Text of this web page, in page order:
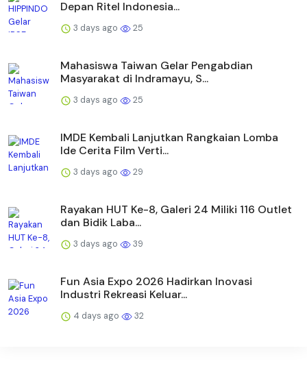
Depan Ritel Indonesia...
3 days ago 25
Mahasiswa Taiwan Gelar Pengabdian
Masyarakat di Indramayu, S...
3 days ago 25
IMDE Kembali Lanjutkan Rangkaian Lomba
Ide Cerita Film Verti...
3 days ago 29
Rayakan HUT Ke-8, Galeri 24 Miliki 116 Outlet
dan Bidik Laba...
3 days ago 39
Fun Asia Expo 2026 Hadirkan Inovasi
Industri Rekreasi Keluar...
4 days ago 32